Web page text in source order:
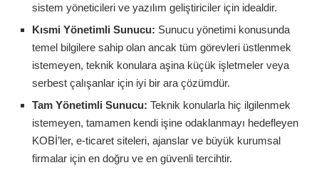
sistem yöneticileri ve yazılım geliştiriciler için idealdir.
Kısmi Yönetimli Sunucu: Sunucu yönetimi konusunda
temel bilgilere sahip olan ancak tüm görevleri üstlenmek
istemeyen, teknik konulara aşina küçük işletmeler veya
serbest çalışanlar için iyi bir ara çözümdür.
Tam Yönetimli Sunucu: Teknik konularla hiç ilgilenmek
istemeyen, tamamen kendi işine odaklanmayı hedefleyen
KOBİ’ler, e-ticaret siteleri, ajanslar ve büyük kurumsal
firmalar için en doğru ve en güvenli tercihtir.